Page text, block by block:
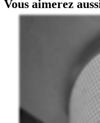
Vous aimerez